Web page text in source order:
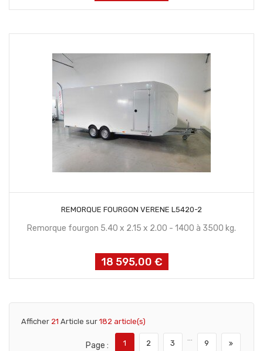
REMORQUE FOURGON VERENE L5420-2
Remorque fourgon 5.40 x 2.15 x 2.00 - 1400 à 3500 kg.
Prix
18 595,00 €
Afficher 21 Article sur 182 article(s)
Page : 1 2 3
…
9